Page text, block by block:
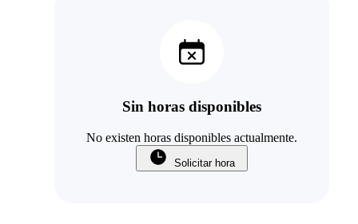
Sin horas disponibles
No existen horas disponibles actualmente.
Solicitar hora